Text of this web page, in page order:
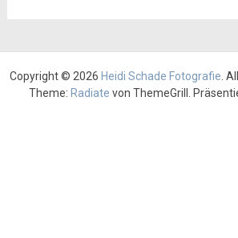
Copyright © 2026 Heidi Schade Fotografie .
Theme: Radiate von ThemeGrill.